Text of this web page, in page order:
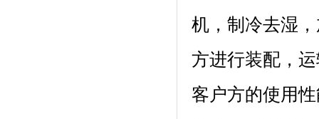
机，制冷去湿
方进行装配，
客户方的使用性能